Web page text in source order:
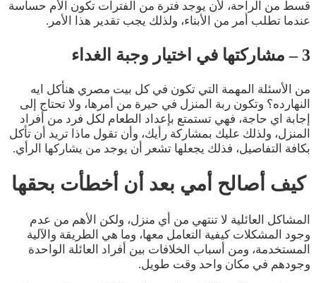
قسط من الراحة، لأن يوجد فترة من الفترات تكون الأم حساسة
عندما تطلب أمر من الأبناء، ولذلك يجب تقدير هذا الأمر.
3 – مشاركتها في اختيار وجبة الغداء
من الأسئلة المهمة التي تكون في كل بيت مصري هنأكل ايه
النهارده؟ وتكون ربة المنزل في حيرة من أمرها، ولا تحتاج إلى
إجابة اي حاجة، فهي تستمتع بإعداد الطعام لكل فرد من أفراد
المنزل، ولذلك عليك بمشاركة رأيك، وأن تقول ماذا تريد أن تأكل
بكافة التفاصيل، فذلك يجعلها تشعر أن يوجد من يشاركها الرأي.
كيف أصالح أمي بعد أن أخطأت بحقها
المشاكل العائلية لا تنتهي من أي منزل، ولكن الأهم من عدم
وجود المشكلات كيفية التعامل معها، وما هي الطريقة والآلية
المستخدمة، ومن أسباب الخلافات بين أفراد العائلة الواحدة
وجودهم في مكان واحد وقت طويل.